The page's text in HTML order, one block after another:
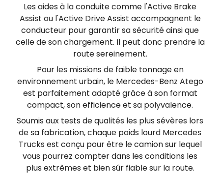
Les aides à la conduite comme l'Active Brake
Assist ou l'Active Drive Assist accompagnent le
conducteur pour garantir sa sécurité ainsi que
celle de son chargement. Il peut donc prendre la
route sereinement.
Pour les missions de faible tonnage en
environnement urbain, le Mercedes-Benz Atego
est parfaitement adapté grâce à son format
compact, son efficience et sa polyvalence.
Soumis aux tests de qualités les plus sévères lors
de sa fabrication, chaque poids lourd Mercedes
Trucks est conçu pour être le camion sur lequel
vous pourrez compter dans les conditions les
plus extrêmes et bien sûr fiable sur la route.